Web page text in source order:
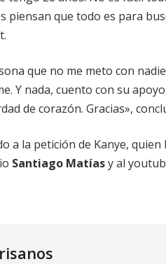
piensan que todo es para
que no me meto con
Y nada, cuento con su
de corazón. Gracias»,
a la petición de Kanye, quien
Santiago Matíasy al